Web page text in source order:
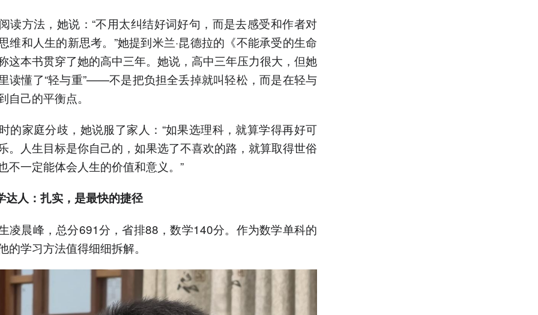
读方法，她说：“不用太纠结好词好句，而是去感受和作者对
维和人生的新思考。”她提到米兰·昆德拉的《不能承受的生命
这本书贯穿了她的高中三年。她说，高中三年压力很大，但她
读懂了“轻与重”——不是把负担全丢掉就叫轻松，而是在轻与
自己的平衡点。
的家庭分歧，她说服了家人：“如果选理科，就算学得再好可
。人生目标是你自己的，如果选了不喜欢的路，就算取得世俗
不一定能体会人生的价值和意义。”
达人：扎实，是最快的捷径
凌晨峰，总分691分，省排88，数学140分。作为数学单科的
的学习方法值得细细拆解。